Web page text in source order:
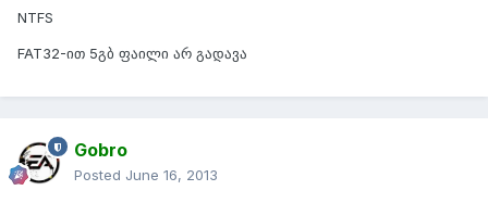
NTFS
FAT32-ით 5გბ ფაილი არ გადავა
Gobro
Posted June 16, 2013